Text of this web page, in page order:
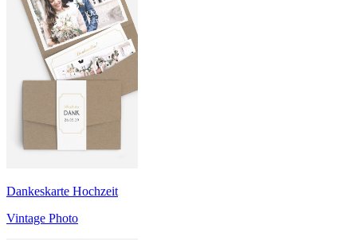
Dankeskarte Hochzeit
Vintage Photo